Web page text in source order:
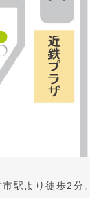
駅より徒歩2分。